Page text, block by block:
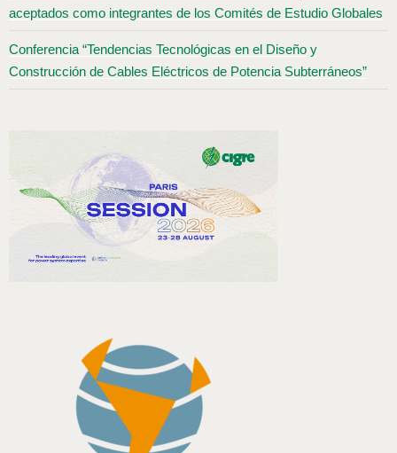
aceptados como integrantes de los Comités de Estudio Globales
Conferencia “Tendencias Tecnológicas en el Diseño y
Construcción de Cables Eléctricos de Potencia Subterráneos”